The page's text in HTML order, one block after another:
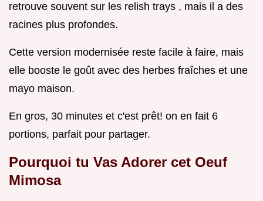
retrouve souvent sur les relish trays , mais il a des
racines plus profondes.
Cette version modernisée reste facile à faire, mais
elle booste le goût avec des herbes fraîches et une
mayo maison.
En gros, 30 minutes et c'est prêt! on en fait 6
portions, parfait pour partager.
Pourquoi tu Vas Adorer cet Oeuf
Mimosa